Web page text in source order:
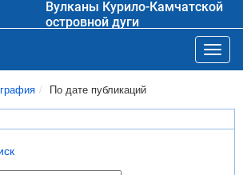
Вулканы Курило-Камчатской
островной дуги
По дате публикаций